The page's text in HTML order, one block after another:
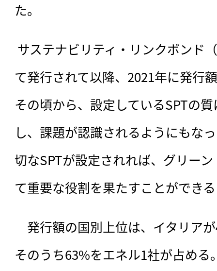
た。
サステナビリティ・リンクボンド
て発行されて以降、2021年に発行
その頃から、設定しているSPTの
し、課題が認識されるようにもな
切なSPTが設定されれば、グリー
て重要な役割を果たすことができ
発行額の国別上位は、イタリア
そのうち63%をエネル1社が占める